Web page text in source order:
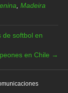
Madeira
de softbol en
en Chile →